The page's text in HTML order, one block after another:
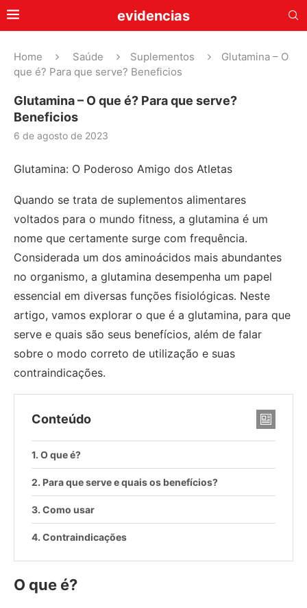
evidencias
Home Saúde Suplementos
Glutamina – O
que é? Para que serve? Beneficios
Glutamina – O que é? Para que serve?
Beneficios
6 de agosto de 2023
Glutamina: O Poderoso Amigo dos Atletas
Quando se trata de suplementos alimentares
voltados para o mundo fitness, a glutamina é um
nome que certamente surge com frequência.
Considerada um dos aminoácidos mais abundantes
no organismo, a glutamina desempenha um papel
essencial em diversas funções fisiológicas. Neste
artigo, vamos explorar o que é a glutamina, para que
serve e quais são seus benefícios, além de falar
sobre o modo correto de utilização e suas
contraindicações.
Conteúdo
O que é?
Para que serve e quais os benefícios?
Como usar
Contraindicações
O que é?